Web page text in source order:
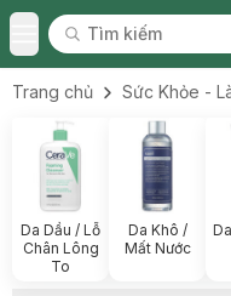
Toggle Menu
Tìm kiếm
Tìm kiếm
Trang chủ Sức Khỏe -
Da Dầu / Lỗ
Chân Lông
To
Da Khô /
Mất Nước